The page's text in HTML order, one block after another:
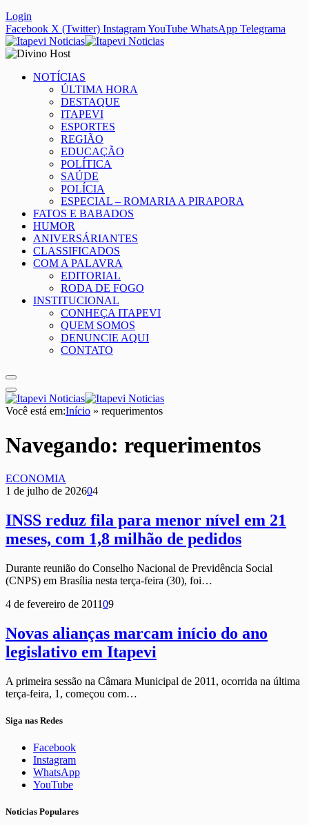
Login
Facebook X (Twitter) InstagramYouTube WhatsApp Telegrama
NOTÍCIAS
ÚLTIMA HORA
DESTAQUE
ITAPEVI
ESPORTES
REGIÃO
EDUCAÇÃO
POLÍTICA
SAÚDE
POLÍCIA
ESPECIAL – ROMARIA A PIRAPORA
FATOS E BABADOS
HUMOR
ANIVERSÁRIANTES
CLASSIFICADOS
COM A PALAVRA
EDITORIAL
RODA DE FOGO
INSTITUCIONAL
CONHEÇA ITAPEVI
QUEM SOMOS
DENUNCIE AQUI
CONTATO
Você está em:Início » requerimentos
Navegando: requerimentos
ECONOMIA
1 de julho de 202604
INSS reduz fila para menor nível em 21
meses, com 1,8 milhão de pedidos
Durante reunião do Conselho Nacional de Previdência Social
(CNPS) em Brasília nesta terça-feira (30), foi…
4 de fevereiro de 201109
Novas alianças marcam início do ano
legislativo em Itapevi
A primeira sessão na Câmara Municipal de 2011, ocorrida na última
terça-feira, 1, começou com…
Siga nas Redes
Facebook
Instagram
WhatsApp
YouTube
Noticias Populares